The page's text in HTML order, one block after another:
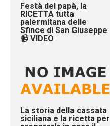
Festà del papà, la
RICETTA tutta
palermitana delle
Sfince di San Giuseppe
📹 VIDEO
La storia della cassata
siciliana e la ricetta per